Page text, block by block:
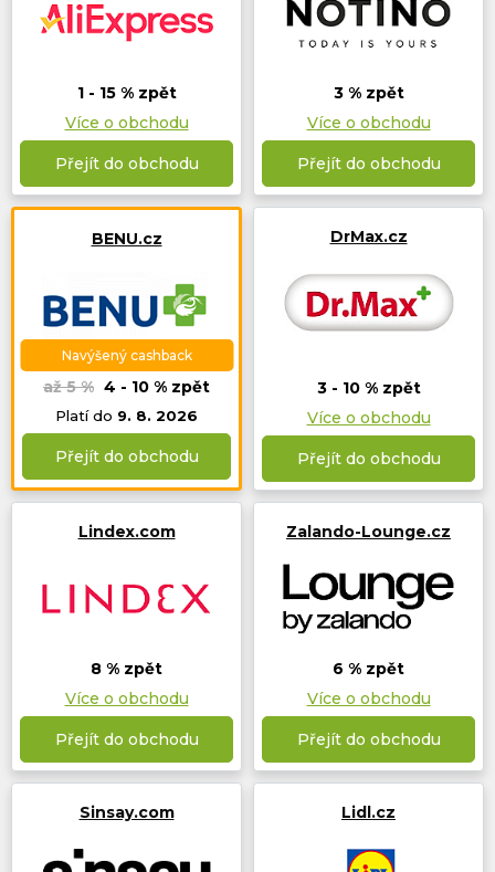
1 - 15 % zpět
Více o obchodu
Přejít do obchodu
3 % zpět
Více o obchodu
Přejít do obchodu
BENU.cz
Navýšený cashback
až 5 % 4 - 10 % zpět
Platí do 9. 8. 2026
Přejít do obchodu
DrMax.cz
3 - 10 % zpět
Více o obchodu
Přejít do obchodu
Lindex.com
8 % zpět
Více o obchodu
Přejít do obchodu
Zalando-Lounge.cz
6 % zpět
Více o obchodu
Přejít do obchodu
Sinsay.com Lidl.cz